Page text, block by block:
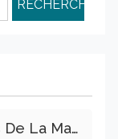
Les Bienfaits De La Marche Sur La Santé Physique Et Mentale